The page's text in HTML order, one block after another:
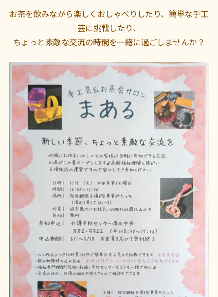
お茶を飲みながら楽しくおしゃべりしたり、簡単な手工
芸に挑戦したり、
ちょっと素敵な交流の時間を一緒に過ごしませんか？